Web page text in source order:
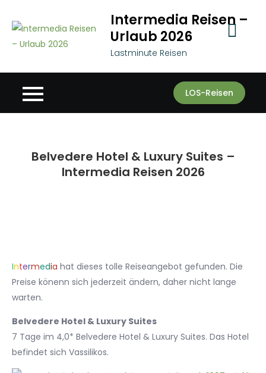
content
Intermedia Reisen –
Urlaub 2026
Lastminute Reisen
LOS-Reisen
Belvedere Hotel & Luxury Suites –
Intermedia Reisen 2026
Intermedia hat dieses tolle Reiseangebot gefunden. Die
Preise könenn sich jederzeit ändern, daher nicht lange
warten.
Belvedere Hotel & Luxury Suites
7 Tage im 4,0* Belvedere Hotel & Luxury Suites. Das Hotel
befindet sich Vassilikos.